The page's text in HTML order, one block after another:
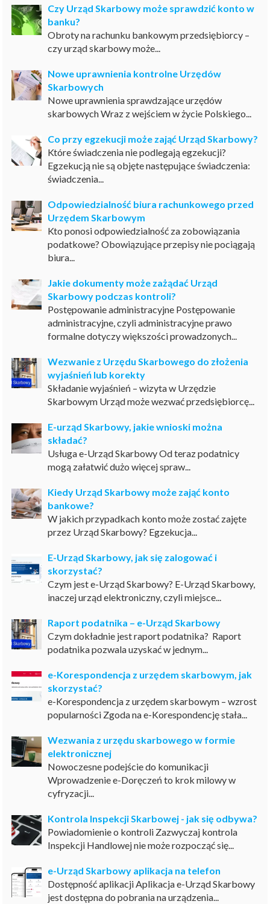
Czy Urząd Skarbowy może sprawdzić konto w
banku?
Obroty na rachunku bankowym przedsiębiorcy –
czy urząd skarbowy może...
Nowe uprawnienia kontrolne Urzędów
Skarbowych
Nowe uprawnienia sprawdzające urzędów
skarbowych Wraz z wejściem w życie Polskiego...
Co przy egzekucji może zająć Urząd Skarbowy?
Które świadczenia nie podlegają egzekucji?
Egzekucją nie są objęte następujące świadczenia:
świadczenia...
Odpowiedzialność biura rachunkowego przed
Urzędem Skarbowym
Kto ponosi odpowiedzialność za zobowiązania
podatkowe? Obowiązujące przepisy nie pociągają
biura...
Jakie dokumenty może zażądać Urząd
Skarbowy podczas kontroli?
Postępowanie administracyjne Postępowanie
administracyjne, czyli administracyjne prawo
formalne dotyczy większości prowadzonych...
Wezwanie z Urzędu Skarbowego do złożenia
wyjaśnień lub korekty
Składanie wyjaśnień – wizyta w Urzędzie
Skarbowym Urząd może wezwać przedsiębiorcę...
E-urząd Skarbowy, jakie wnioski można
składać?
Usługa e-Urząd Skarbowy Od teraz podatnicy
mogą załatwić dużo więcej spraw...
Kiedy Urząd Skarbowy może zająć konto
bankowe?
W jakich przypadkach konto może zostać zajęte
przez Urząd Skarbowy? Egzekucja...
E-Urząd Skarbowy, jak się zalogować i
skorzystać?
Czym jest e-Urząd Skarbowy? E-Urząd Skarbowy,
inaczej urząd elektroniczny, czyli miejsce...
Raport podatnika – e-Urząd Skarbowy
Czym dokładnie jest raport podatnika? Raport
podatnika pozwala uzyskać w jednym...
e-Korespondencja z urzędem skarbowym, jak
skorzystać?
e-Korespondencja z urzędem skarbowym – wzrost
popularności Zgoda na e-Korespondencję stała...
Wezwania z urzędu skarbowego w formie
elektronicznej
Nowoczesne podejście do komunikacji
Wprowadzenie e-Doręczeń to krok milowy w
cyfryzacji...
Kontrola Inspekcji Skarbowej - jak się odbywa?
Powiadomienie o kontroli Zazwyczaj kontrola
Inspekcji Handlowej nie może rozpocząć się...
e-Urząd Skarbowy aplikacja na telefon
Dostępność aplikacji Aplikacja e-Urząd Skarbowy
jest dostępna do pobrania na urządzenia...